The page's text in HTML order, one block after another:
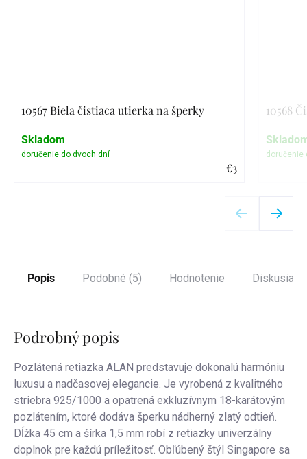
10567 Biela čistiaca utierka na šperky
€3
Skladom
10568
Popis Podobné (5) Hodnotenie Diskusia
Podrobný popis
Pozlátená retiazka ALAN predstavuje dokonalú harmóniu
luxusu a nadčasovej elegancie. Je vyrobená z kvalitného
striebra 925/1000 a opatrená exkluzívnym 18-karátovým
pozlátením, ktoré dodáva šperku nádherný zlatý odtieň.
Dĺžka 45 cm a šírka 1,5 mm robí z retiazky univerzálny
doplnok pre každú príležitosť. Obľúbený štýl Singapore sa